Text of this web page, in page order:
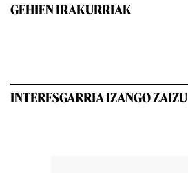
GEHIEN IRAKURRIAK
INTERESGARRIA IZANGO ZAIZU